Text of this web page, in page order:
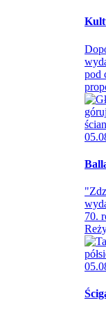
pod
70.